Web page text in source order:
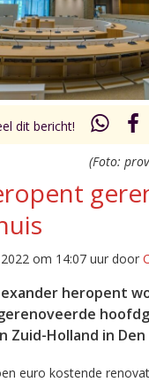
dit bericht!
(Foto:
om 14:07 uur door
heropent
Zuid-Holland in Den
euro kostende